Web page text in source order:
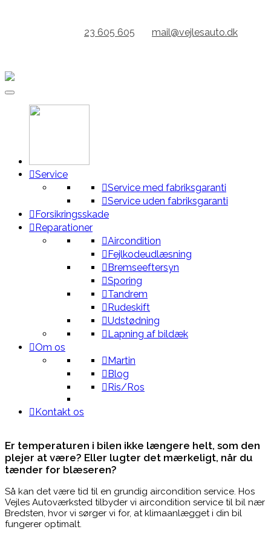
23 605 605
mail@vejlesauto.dk
Service
Service med fabriksgaranti
Service uden fabriksgaranti
Forsikringsskade
Reparationer
Aircondition
Fejlkodeudlæsning
Bremseeftersyn
Sporing
Tandrem
Rudeskift
Udstødning
Lapning af bildæk
Om os
Martin
Blog
Ris/Ros
Kontakt os
Er temperaturen i bilen ikke længere helt, som den
plejer at være? Eller lugter det mærkeligt, når du
tænder for blæseren?
Så kan det være tid til en grundig aircondition service. Hos
Vejles Autoværksted tilbyder vi aircondition service til bil nær
Bredsten, hvor vi sørger vi for, at klimaanlægget i din bil
fungerer optimalt.